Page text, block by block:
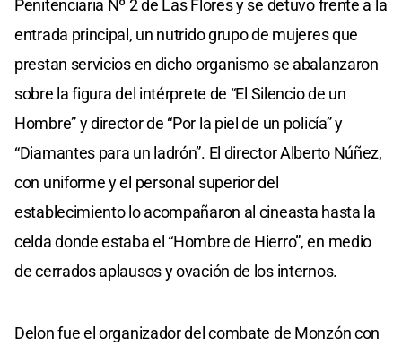
Penitenciaria Nº 2 de Las Flores y se detuvo frente a la
entrada principal, un nutrido grupo de mujeres que
prestan servicios en dicho organismo se abalanzaron
sobre la figura del intérprete de “El Silencio de un
Hombre” y director de “Por la piel de un policía” y
“Diamantes para un ladrón”. El director Alberto Núñez,
con uniforme y el personal superior del
establecimiento lo acompañaron al cineasta hasta la
celda donde estaba el “Hombre de Hierro”, en medio
de cerrados aplausos y ovación de los internos.
Delon fue el organizador del combate de Monzón con